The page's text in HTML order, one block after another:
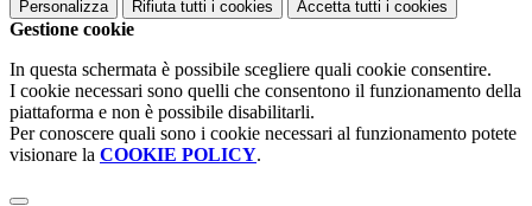
Personalizza Rifiuta tutti i cookies Accetta tutti i cookies
Gestione cookie
In questa schermata è possibile scegliere quali cookie consentire.
I cookie necessari sono quelli che consentono il funzionamento della
piattaforma e non è possibile disabilitarli.
Per conoscere quali sono i cookie necessari al funzionamento potete
visionare la COOKIE POLICY.